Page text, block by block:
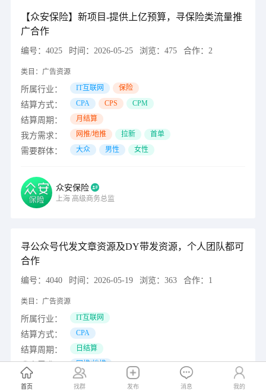
【众安保险】新项目-提供上亿预算，寻保险类流量推
广合作
编号： 4025 时间： 2026-05-25 浏览： 475 合作： 2
类目： 广告资源
所属行业： IT互联网 保险
结算方式： CPA CPS CPM
结算周期： 月结算
我方需求： 网推/地推 拉新 首单
需要群体： 大众 男性 女性
众安保险
上海 高级商务总监
寻公众号代发文章资源及DY带发资源，个人团队都可
合作
编号： 4040 时间： 2026-05-19 浏览： 363 合作： 1
类目： 广告资源
所属行业： IT互联网
结算方式： CPA
结算周期： 日结算
我方需求： 网推/地推
需要群体： 大众
首页 找群 发布 消息 我的